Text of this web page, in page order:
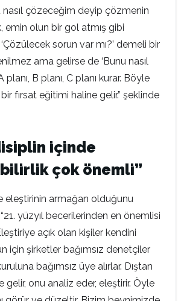
nasıl çözeceğim deyip çözmenin
emin olun bir gol atmış gibi
‘Çözülecek sorun var mı?’ demeli bir
ama gelirse de ‘Bunu nasıl
B planı, C planı kurar. Böyle
fırsat eğitimi haline gelir.” şeklinde
içinde
çok önemli”
eleştirinin armağan olduğunu
yüzyıl becerilerinden en önemlisi
açık olan kişiler kendini
için şirketler bağımsız denetçiler
bağımsız üye alırlar. Dıştan
onu analiz eder, eleştirir. Öyle